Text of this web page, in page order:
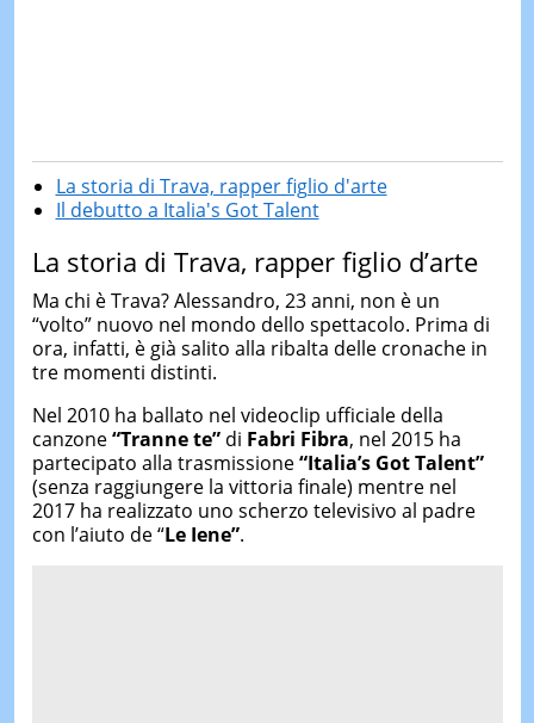
La storia di Trava, rapper figlio d'arte
Il debutto a Italia's Got Talent
La storia di Trava, rapper figlio d’arte
Ma chi è Trava? Alessandro, 23 anni, non è un
“volto” nuovo nel mondo dello spettacolo. Prima di
ora, infatti, è già salito alla ribalta delle cronache in
tre momenti distinti.
Nel 2010 ha ballato nel videoclip ufficiale della
canzone“Tranne te”di Fabri Fibra, nel 2015 ha
partecipato alla trasmissione“Italia’s Got Talent”
(senza raggiungere la vittoria finale) mentre nel
2017 ha realizzato uno scherzo televisivo al padre
con l’aiuto de “Le Iene”.